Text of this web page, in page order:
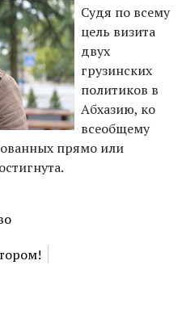
Судя по всему
цель визита
двух
грузинских
политиков в
Абхазию, ко
всеобщему
прямо или